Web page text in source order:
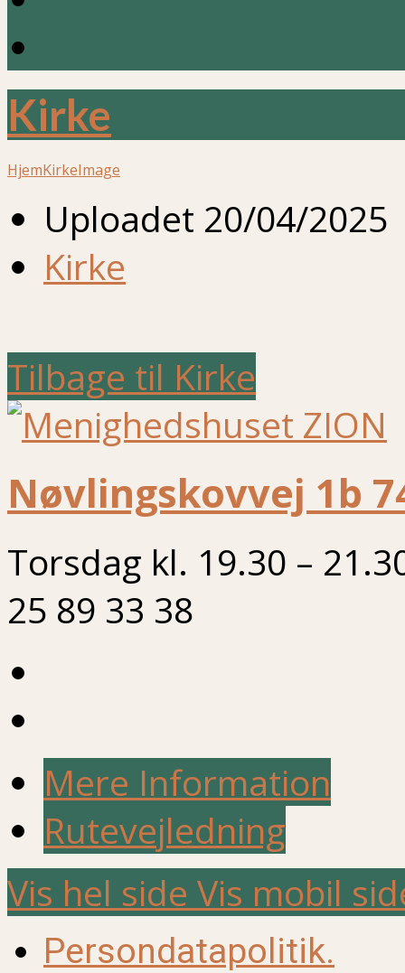
Kirke
HjemKirkeImage
Uploadet 20/04/2025
Kirke
Tilbage til Kirke
Nøvlingskovvej 1b
Torsdag kl. 19.30 –
25 89 33 38
Mere Information
Rutevejledning
Vis hel side Vis mobil
Persondatapolitik.